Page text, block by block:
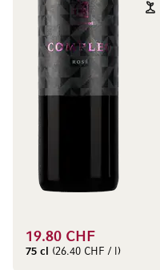
19.80 CHF
75 cl (26.40 CHF / l)